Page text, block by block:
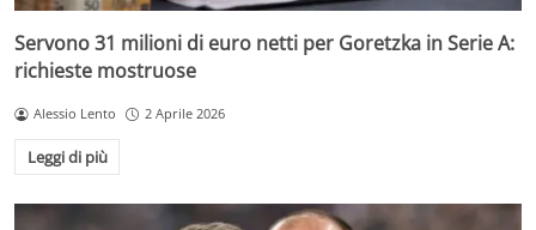
Servono 31 milioni di euro netti per Goretzka in Serie A:
richieste mostruose
Alessio Lento 2 Aprile 2026
Leggi di più